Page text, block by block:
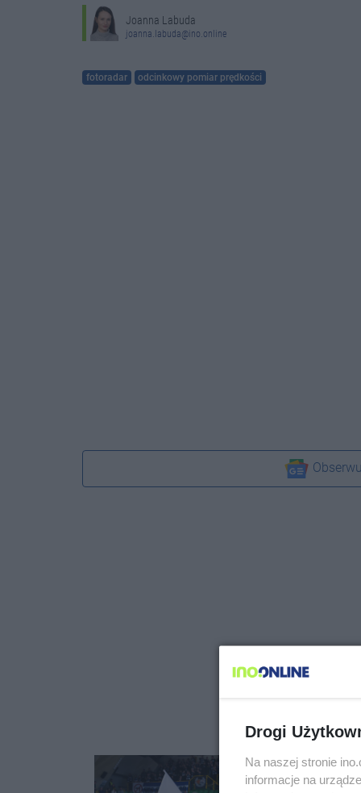
Joanna Labuda
joanna.labuda@ino.online
fotoradar odcinkowy pomiar prędkości
Drogi
Na naszej stronie
informacje na